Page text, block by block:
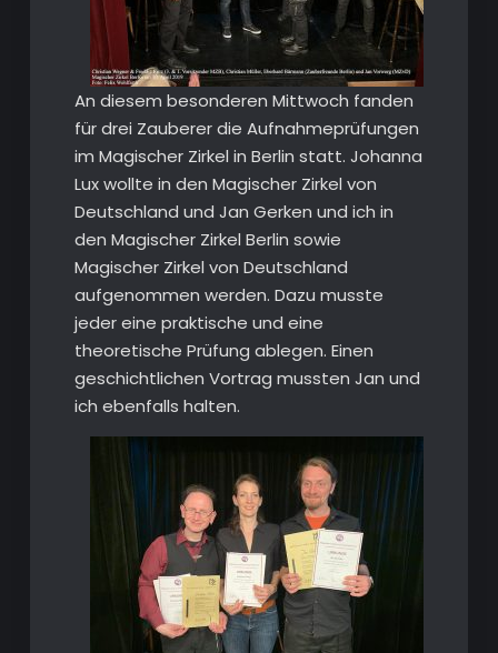
An diesem besonderen Mittwoch fanden
für drei Zauberer die Aufnahmeprüfungen
im Magischer Zirkel in Berlin statt. Johanna
Lux wollte in den Magischer Zirkel von
Deutschland und Jan Gerken und ich in
den Magischer Zirkel Berlin sowie
Magischer Zirkel von Deutschland
aufgenommen werden. Dazu musste
jeder eine praktische und eine
theoretische Prüfung ablegen. Einen
geschichtlichen Vortrag mussten Jan und
ich ebenfalls halten.